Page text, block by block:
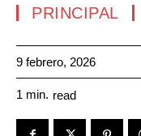
PRINCIPAL
9 febrero, 2026
1 min. read